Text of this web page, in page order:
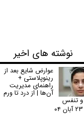
نوشته های اخیر
عوارض شایع بعد از
رینوپلاستی +
راهنمای مدیریت
آن‌ها | از درد تا ورم
و تنفس
۲۳ آبان ۰۴